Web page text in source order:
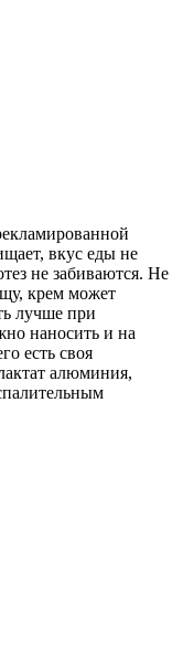
вкус еды не
не забиваются. Не
крем может
лучше при
наносить и на
есть своя
алюминия,